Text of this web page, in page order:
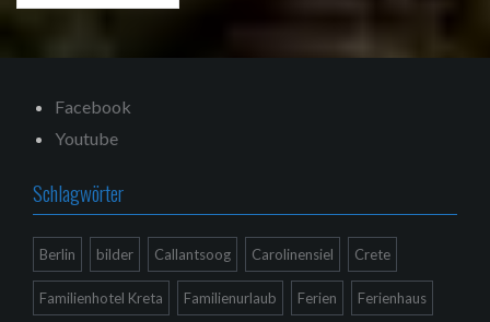
Facebook
Youtube
Schlagwörter
Berlin bilder Callantsoog Carolinensiel Crete
Familienhotel Kreta Familienurlaub Ferien Ferienhaus